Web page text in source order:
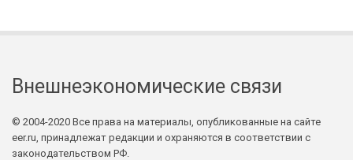
Внешнеэкономические связи
© 2004-2020 Все права на материалы, опубликованные на сайте
eer.ru, принадлежат редакции и охраняются в соответствии с
законодательством РФ.